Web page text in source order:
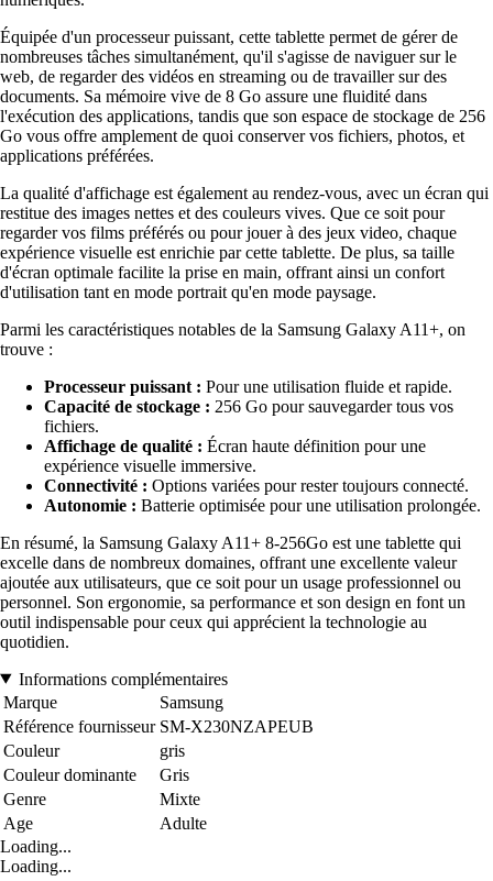
Équipée d'un processeur puissant, cette tablette permet de gérer de
nombreuses tâches simultanément, qu'il s'agisse de naviguer sur le
web, de regarder des vidéos en streaming ou de travailler sur des
documents. Sa mémoire vive de 8 Go assure une fluidité dans
l'exécution des applications, tandis que son espace de stockage de 256
Go vous offre amplement de quoi conserver vos fichiers, photos, et
applications préférées.
La qualité d'affichage est également au rendez-vous, avec un écran qui
restitue des images nettes et des couleurs vives. Que ce soit pour
regarder vos films préférés ou pour jouer à des jeux video, chaque
expérience visuelle est enrichie par cette tablette. De plus, sa taille
d'écran optimale facilite la prise en main, offrant ainsi un confort
d'utilisation tant en mode portrait qu'en mode paysage.
Parmi les caractéristiques notables de la Samsung Galaxy A11+, on
trouve :
Processeur puissant : Pour une utilisation fluide et rapide.
Capacité de stockage : 256 Go pour sauvegarder tous vos
fichiers.
Affichage de qualité : Écran haute définition pour une
expérience visuelle immersive.
Connectivité : Options variées pour rester toujours connecté.
Autonomie : Batterie optimisée pour une utilisation prolongée.
En résumé, la Samsung Galaxy A11+ 8-256Go est une tablette qui
excelle dans de nombreux domaines, offrant une excellente valeur
ajoutée aux utilisateurs, que ce soit pour un usage professionnel ou
personnel. Son ergonomie, sa performance et son design en font un
outil indispensable pour ceux qui apprécient la technologie au
quotidien.
Informations complémentaires
Marque
Samsung
Référence fournisseur SM-X230NZAPEUB
Couleur
gris
Couleur dominante
Gris
Genre
Mixte
Age
Adulte
Loading...
Loading...